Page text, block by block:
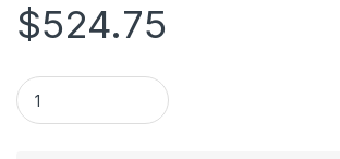
$524.75
MEMORIA STYLOS MICRO SD 128GB C /